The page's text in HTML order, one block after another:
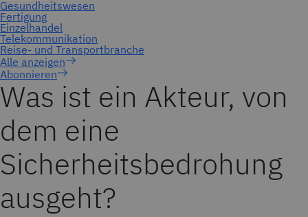
Abonnieren
Was ist ein Akteur, von
dem eine
Sicherheitsbedrohung
ausgeht?